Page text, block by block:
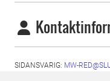
SIDANSVARIG: MW-